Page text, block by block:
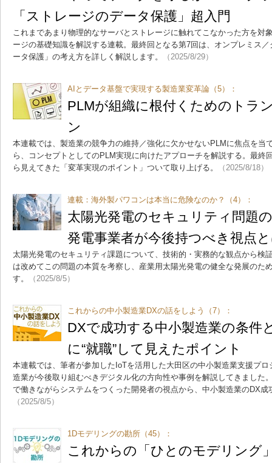
「ストレージのデータ保護」超入門
これまであまり物理的なサーバとストレージに触れてこなかった方を対
ージの基礎知識を解説する連載。最終回となる第7回は、オンプレミス
ータ保護」の考え方を詳しく解説します。
（2025/8/29）
AIとデータ基盤で実現する製造業変革論（5）：
PLMが組織に根付くためのトラ
ン
本連載では、製造業の競争力の維持／強化に欠かせないPLMに焦点を当
ら、コンセプトとしてのPLM実現に向けたアプローチを解説する。最終
ら見えてきた「変革実現のポイント」ついて取り上げる。
（2025/8/18）
連載：海外製パワコンは本当に危険なのか？（4）：
太陽光発電のセキュリティ問題
発電事業者が今後持つべき視点
太陽光発電のセキュリティ課題について、技術的・実務的な観点から検
は改めてこの問題の本質を考察し、産業用太陽光発電の健全な発展のた
す。
（2025/8/5）
これからの中小製造業DXの話をしよう（7）：
DXで成功する中小製造業の条
に“就職”して見えたポイント
本連載では、筆者が参加したIoTを活用した大田区の中小製造業支援プ
造業が今後取り組むべきデジタル化の方向性や事例を解説してきました
で働きながらシステムをつくった開発者の視点から、中小製造業のDX
（2025/8/5）
1Dモデリングの勘所（45）：
これからの「ひとのモデリング